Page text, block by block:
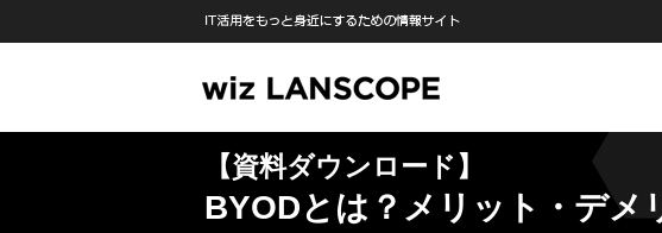
【資料ダウンロード】
BYODとは？メリット・デメ